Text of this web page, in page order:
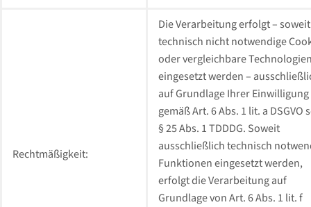
Rechtmäßigkeit:
Die Verarbeitung erfolgt – soweit
technisch nicht notwendige
oder vergleichbare
eingesetzt werden –
auf Grundlage Ihrer Einwilligung
gemäß Art. 6 Abs. 1 lit. a DSGVO
§ 25 Abs. 1 TDDDG. Soweit
ausschließlich technisch
Funktionen eingesetzt werden,
erfolgt die Verarbeitung auf
Grundlage von Art. 6 Abs. 1 lit. f